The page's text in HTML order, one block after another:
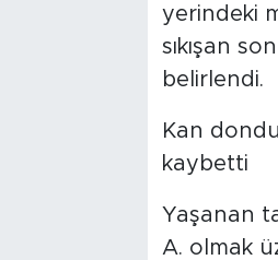
yerindeki
sıkışan
belirlendi.
Kan
kaybetti
Yaşanan
A. olmak